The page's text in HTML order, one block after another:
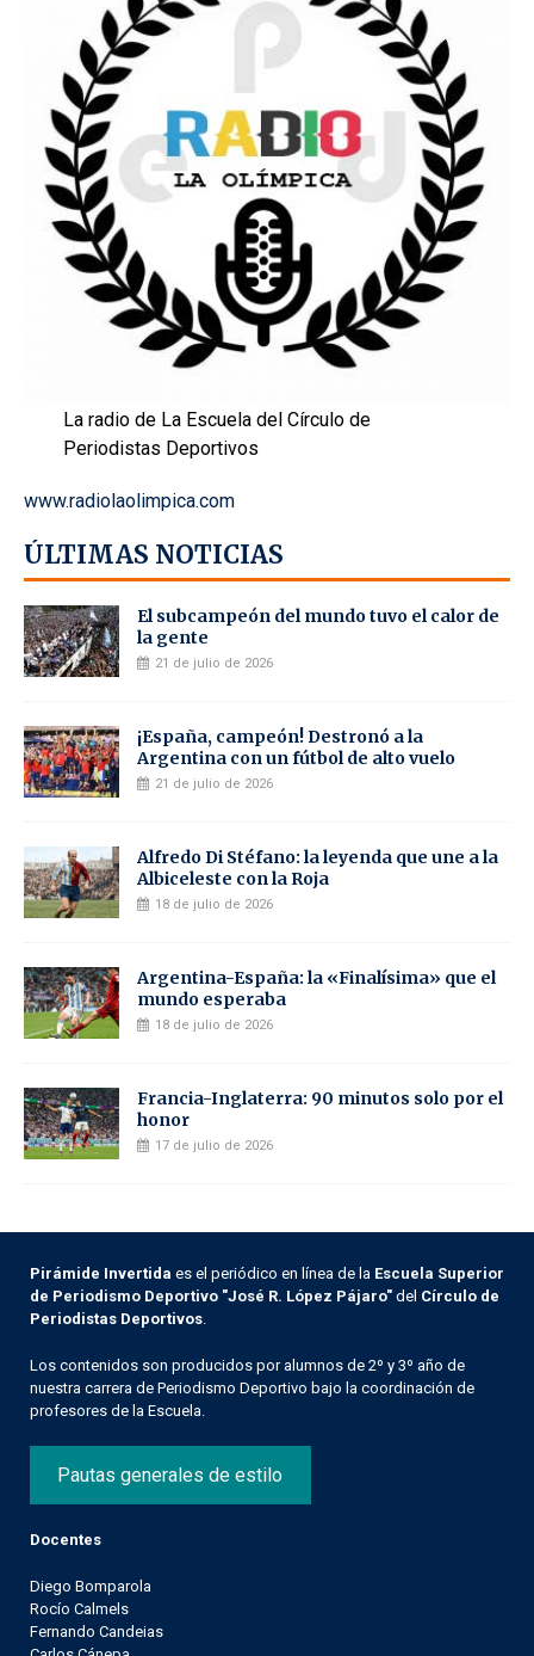
La radio de La Escuela del Círculo de
Periodistas Deportivos
www.radiolaolimpica.com
ÚLTIMAS NOTICIAS
El subcampeón del mundo tuvo el calor de
la gente
21 de julio de 2026
¡España, campeón! Destronó a la
Argentina con un fútbol de alto vuelo
21 de julio de 2026
Alfredo Di Stéfano: la leyenda que une a la
Albiceleste con la Roja
18 de julio de 2026
Argentina-España: la «Finalísima» que el
mundo esperaba
18 de julio de 2026
Francia-Inglaterra: 90 minutos solo por el
honor
17 de julio de 2026
Pirámide Invertida es el periódico en línea de la Escuela Superior
de Periodismo Deportivo "José R. López Pájaro" del Círculo de
Periodistas Deportivos
Los contenidos son producidos por alumnos de 2º y 3º año de
nuestra carrera de Periodismo Deportivo bajo la coordinación de
profesores de la Escuela.
Pautas generales de estilo
Docentes
Diego Bomparola
Rocío Calmels
Fernando Candeias